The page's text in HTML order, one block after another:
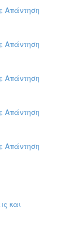
Απάντηση
Απάντηση
Απάντηση
Απάντηση
Απάντηση
και